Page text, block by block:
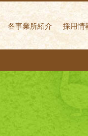
く歩いて
各事業所紹介 採用情